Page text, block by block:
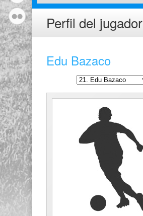
Perfil del jugador
Edu Bazaco